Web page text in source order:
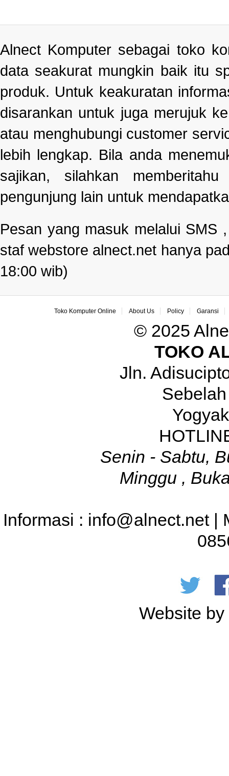
Alnect Komputer sebagai toko
data seakurat mungkin baik itu
produk. Untuk keakuratan
disarankan untuk juga merujuk
atau menghubungi customer
lebih lengkap. Bila anda
sajikan, silahkan
pengunjung lain untuk
Pesan yang masuk melalui SMS
staf webstore alnect.net hanya
18:00 wib)
Toko Komputer Online About Us Policy Garansi
© 2025
TOKO
Jln.
Senin - Sabtu,
Minggu ,
Informasi : info@alnect.net |
Website by